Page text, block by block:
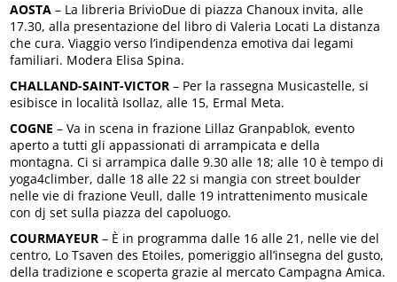
AOSTA – La libreria BrivioDue di piazza Chanoux invita, alle
17.30, alla presentazione del libro di Valeria Locati La distanza
che cura. Viaggio verso l’indipendenza emotiva dai legami
familiari. Modera Elisa Spina.
CHALLAND-SAINT-VICTOR – Per la rassegna Musicastelle, si
esibisce in località Isollaz, alle 15, Ermal Meta.
COGNE – Va in scena in frazione Lillaz Granpablok, evento
aperto a tutti gli appassionati di arrampicata e della
montagna. Ci si arrampica dalle 9.30 alle 18; alle 10 è tempo di
yoga4climber, dalle 18 alle 22 si mangia con street boulder
nelle vie di frazione Veull, dalle 19 intrattenimento musicale
con dj set sulla piazza del capoluogo.
COURMAYEUR – È in programma dalle 16 alle 21, nelle vie del
centro, Lo Tsaven des Etoiles, pomeriggio all’insegna del gusto,
della tradizione e scoperta grazie al mercato Campagna Amica.